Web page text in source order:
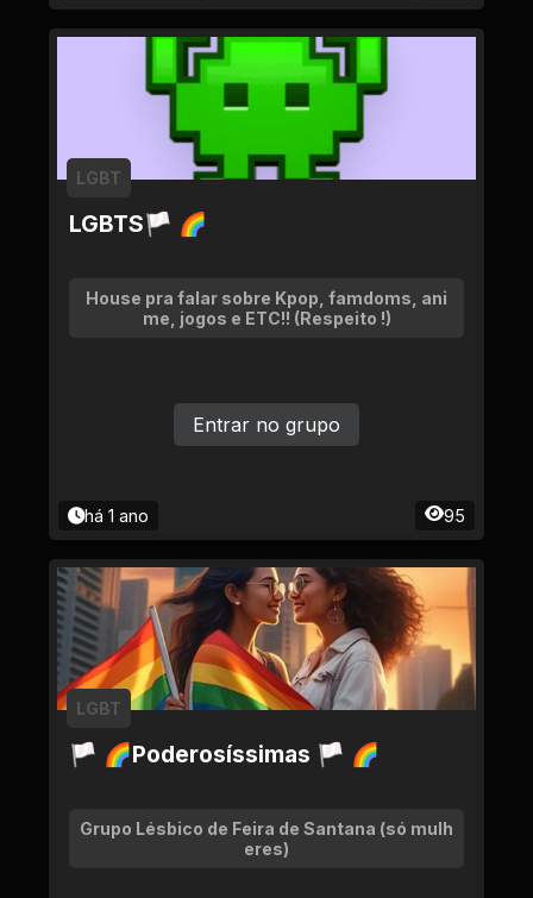
LGBTS🏳 🌈
LGBT
House pra falar sobre Kpop, famdoms, ani
me, jogos e ETC!! (Respeito !)
há 1 ano 95
Entrar no grupo
🏳 🌈Poderosíssimas 🏳 🌈
LGBT
Grupo Lésbico de Feira de Santana (só mulh
eres)